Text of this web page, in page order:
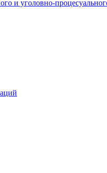
и уголовно-